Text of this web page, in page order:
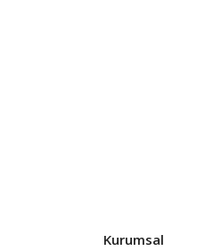
Kurumsal